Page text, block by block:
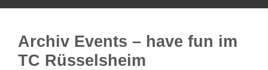
Archiv Events – have fun im
TC Rüsselsheim